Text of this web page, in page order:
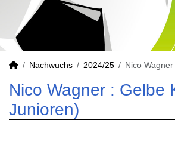
Nachwuchs 2024/25 Nico Wagner
Nico Wagner : Gelbe
Junioren)